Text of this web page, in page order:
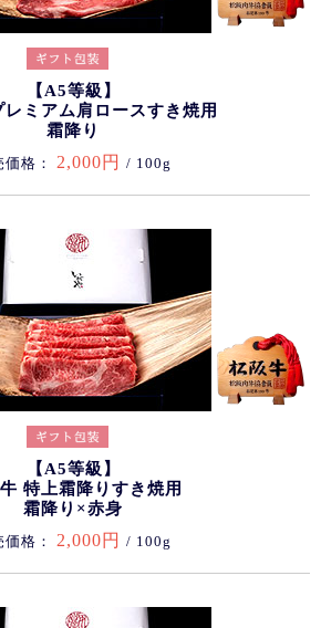
【A5等級】
ミアム肩ロースすき焼用
霜降り
価格： 2,000円 / 100g
【A5等級】
特上霜降りすき焼用
霜降り×赤身
価格： 2,000円 / 100g